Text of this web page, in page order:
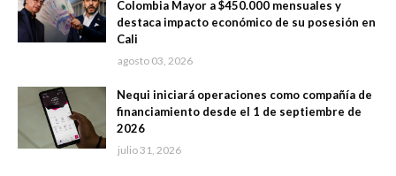
Colombia Mayor a $450.000 mensuales y
destaca impacto económico de su posesión en
Cali
agosto 03, 2026
Nequi iniciará operaciones como compañía de
financiamiento desde el 1 de septiembre de
2026
julio 31, 2026